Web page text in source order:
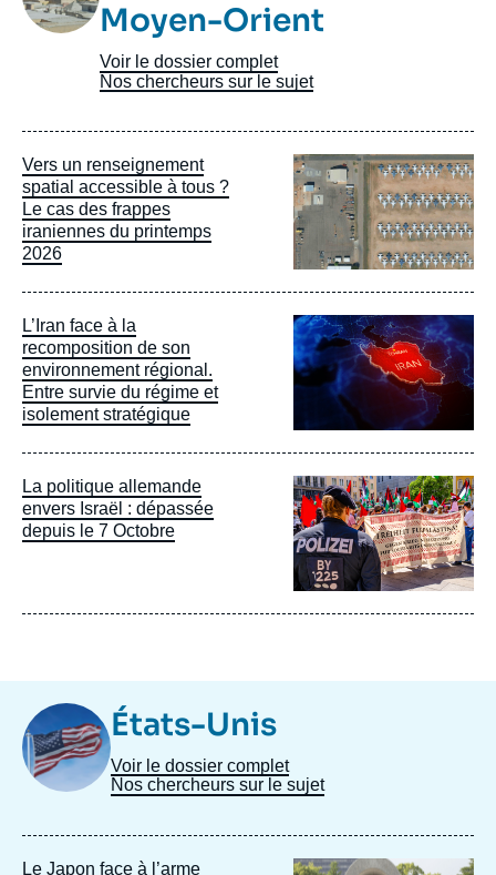
Moyen-Orient
Voir le dossier complet
Nos chercheurs sur le sujet
Vers un renseignement
spatial accessible à tous ?
Le cas des frappes
iraniennes du printemps
2026
Image
principale
L’Iran face à la
recomposition de son
environnement régional.
Entre survie du régime et
isolement stratégique
Image
principale
La politique allemande
envers Israël : dépassée
depuis le 7 Octobre
Image
principale
Image
Taxonomie États-Unis
Voir le dossier complet
Nos chercheurs sur le sujet
Le Japon face à l’arme
Image